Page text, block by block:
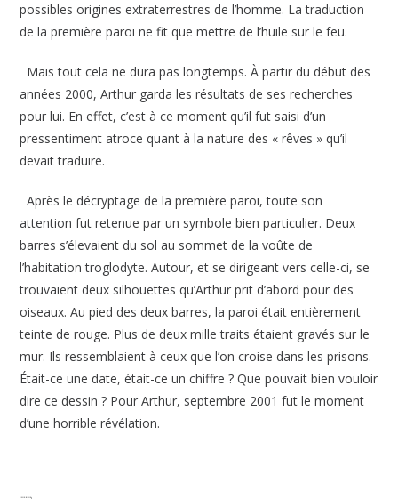
possibles origines extraterrestres de l’homme. La traduction
de la première paroi ne fit que mettre de l’huile sur le feu.
Mais tout cela ne dura pas longtemps. À partir du début des
années 2000, Arthur garda les résultats de ses recherches
pour lui. En effet, c’est à ce moment qu’il fut saisi d’un
pressentiment atroce quant à la nature des « rêves » qu’il
devait traduire.
Après le décryptage de la première paroi, toute son
attention fut retenue par un symbole bien particulier. Deux
barres s’élevaient du sol au sommet de la voûte de
l’habitation troglodyte. Autour, et se dirigeant vers celle-ci, se
trouvaient deux silhouettes qu’Arthur prit d’abord pour des
oiseaux. Au pied des deux barres, la paroi était entièrement
teinte de rouge. Plus de deux mille traits étaient gravés sur le
mur. Ils ressemblaient à ceux que l’on croise dans les prisons.
Était-ce une date, était-ce un chiffre ? Que pouvait bien vouloir
dire ce dessin? Pour Arthur, septembre 2001 fut le moment
d’une horrible révélation.